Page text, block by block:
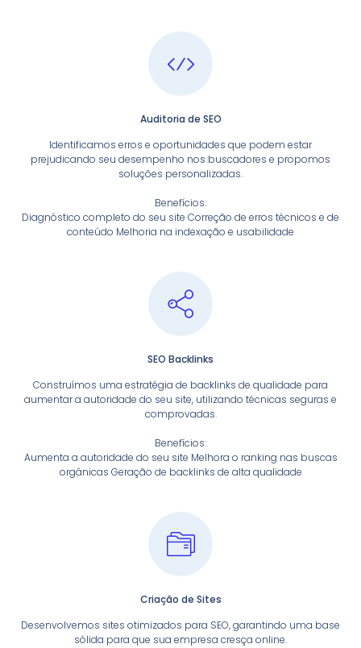
Auditoria de SEO
Identificamos erros e oportunidades que podem estar
prejudicando seu desempenho nos buscadores e propomos
soluções personalizadas.
Benefícios:
Diagnóstico completo do seu site Correção de erros técnicos e de
conteúdo Melhoria na indexação e usabilidade
SEO Backlinks
Construímos uma estratégia de backlinks de qualidade para
aumentar a autoridade do seu site, utilizando técnicas seguras e
comprovadas.
Benefícios:
Aumenta a autoridade do seu site Melhora o ranking nas buscas
orgânicas Geração de backlinks de alta qualidade
Criação de Sites
Desenvolvemos sites otimizados para SEO, garantindo uma base
sólida para que sua empresa cresça online.